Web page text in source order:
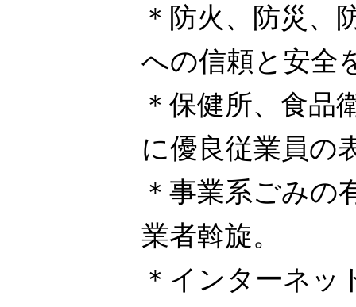
＊防火、防災、
への信頼と安全
＊保健所、食品
に優良従業員の
＊事業系ごみの
業者斡旋。
＊インターネッ